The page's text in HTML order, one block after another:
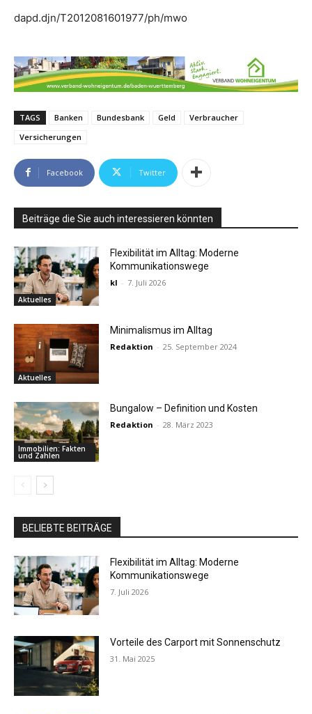
dapd.djn/T2012081601977/ph/mwo
TAGS Banken Bundesbank Geld
Verbraucher
Versicherungen
Facebook Twitter
Beiträge die Sie auch interessieren könnten
Aktuelles
Flexibilität im Alltag: Moderne
Kommunikationswege
kl - 7. Juli 2026
Aktuelles
Minimalismus im Alltag
Redaktion - 25. September 2024
Immobilien: Fakten
und Zahlen
Bungalow – Definition und Kosten
Redaktion - 28. März 2023
BELIEBTE BEITRÄGE
Flexibilität im Alltag: Moderne
Kommunikationswege
7. Juli 2026
Vorteile des Carport mit Sonnenschutz
31. Mai 2025